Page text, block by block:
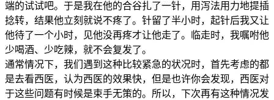
端的试试吧。于是我在他的合谷扎了一针，用泻法用力地提插
捻转，结果他立刻就说不疼了。针留了半小时，起针后我又让
他待了一个小时，见他没再疼才让他走了。临走时，我嘱咐他
少喝酒、少吃辣，就不会复发了。
通常情况下，我们遇到这种比较紧急的状况时，首先考虑的都
是去看西医，认为西医的效果快，但是也许你会发现，西医对
于这些问题有时候是束手无策的。所以，下次再有这种情况发